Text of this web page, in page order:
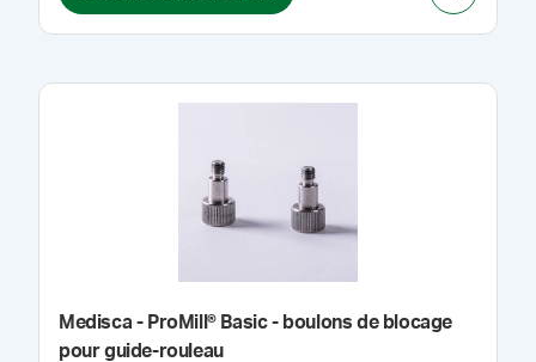
Medisca - ProMill® Basic - boulons de blocage
pour guide-rouleau